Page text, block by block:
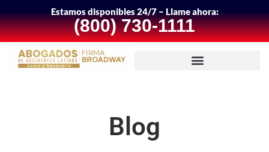
Estamos disponibles 24/7 – Llame ahora:
(800) 730-1111
Blog